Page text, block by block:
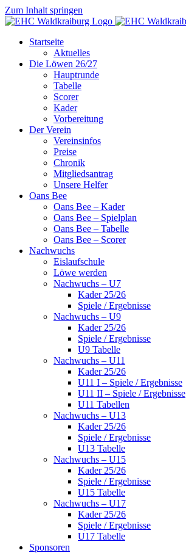
Zum Inhalt springen
Startseite
Aktuelles
Die Löwen 26/27
Hauptrunde
Tabelle
Scorer
Kader
Vorbereitung
Der Verein
Vereinsinfos
Preise
Chronik
Mitgliedsantrag
Unsere Helfer
Oans Bee
Oans Bee – Kader
Oans Bee – Spielplan
Oans Bee – Tabelle
Oans Bee – Scorer
Nachwuchs
Eislaufschule
Löwe werden
Nachwuchs – U7
Kader 25/26
Spiele / Ergebnisse
Nachwuchs – U9
Kader 25/26
Spiele / Ergebnisse
U9 Tabelle
Nachwuchs – U11
Kader 25/26
U11 I – Spiele / Ergebnisse
U11 II – Spiele / Ergebnisse
U11 Tabellen
Nachwuchs – U13
Kader 25/26
Spiele / Ergebnisse
U13 Tabelle
Nachwuchs – U15
Kader 25/26
Spiele / Ergebnisse
U15 Tabelle
Nachwuchs – U17
Kader 25/26
Spiele / Ergebnisse
U17 Tabelle
Sponsoren